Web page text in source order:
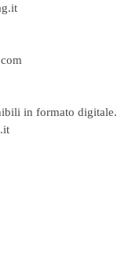
in formato digitale.